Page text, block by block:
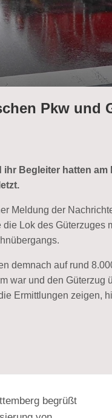
Pkw und
ihr Begleiter hatten
Meldung der
Lok des
demnach auf rund
war und den
Ermittlungen zeigen,
begrüßt